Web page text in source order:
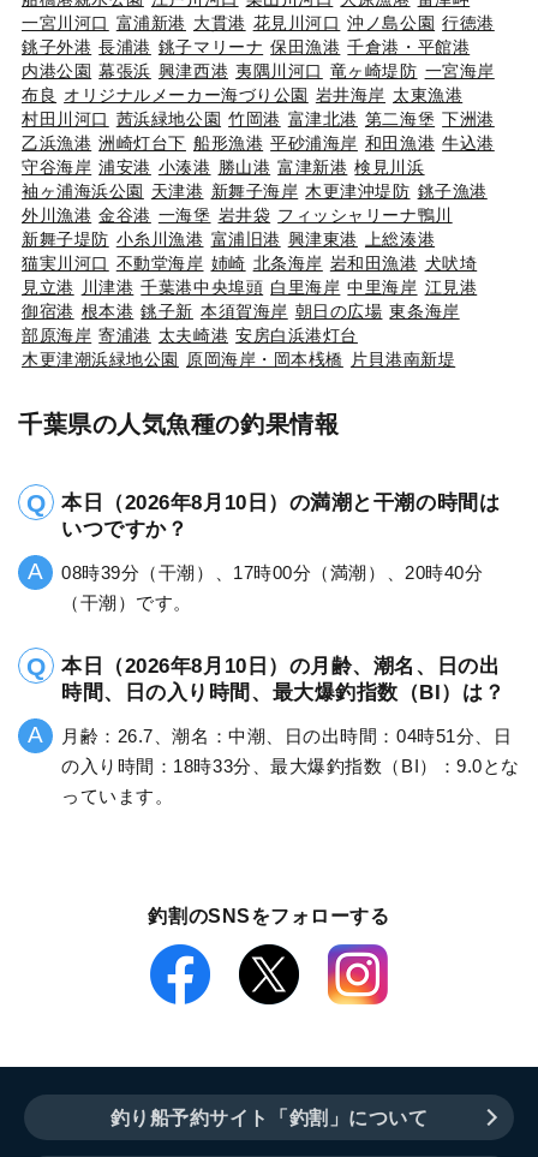
一宮川河口 富浦新港 大貫港 花見川河口 沖ノ島公園 行徳港
銚子外港 長浦港 銚子マリーナ 保田漁港 千倉港・平館港
内港公園 幕張浜 興津西港 夷隅川河口 竜ヶ崎堤防 一宮海岸
布良 オリジナルメーカー海づり公園 岩井海岸 太東漁港
村田川河口 茜浜緑地公園 竹岡港 富津北港 第二海堡 下洲港
乙浜漁港 洲崎灯台下 船形漁港 平砂浦海岸 和田漁港 牛込港
守谷海岸 浦安港 小湊港 勝山港 富津新港 検見川浜
袖ヶ浦海浜公園 天津港 新舞子海岸 木更津沖堤防 銚子漁港
外川漁港 金谷港 一海堡 岩井袋 フィッシャリーナ鴨川
新舞子堤防 小糸川漁港 富浦旧港 興津東港
上総湊港
猫実川河口 不動堂海岸 姉崎 北条海岸 岩和田漁港 犬吠埼
見立港
川津港 千葉港中央埠頭 白里海岸 中里海岸 江見港
御宿港 根本港 銚子新 本須賀海岸 朝日の広場 東条海岸
部原海岸 寄浦港 太夫崎港 安房白浜港灯台
木更津潮浜緑地公園
原岡海岸・岡本桟橋 片貝港南新堤
千葉県の人気魚種の釣果情報
本日（2026年8月10日）の満潮と干潮の時間は
いつですか？
08時39分（干潮）、17時00分（満潮）、20時40分
（干潮）です。
本日（2026年8月10日）の月齢、潮名、日の出
時間、日の入り時間、最大爆釣指数（BI）は？
月齢：26.7、潮名：中潮、日の出時間：04時51分、日
の入り時間：18時33分、最大爆釣指数（BI）：9.0とな
っています。
釣割のSNSをフォローする
釣り船予約サイト「釣割」について